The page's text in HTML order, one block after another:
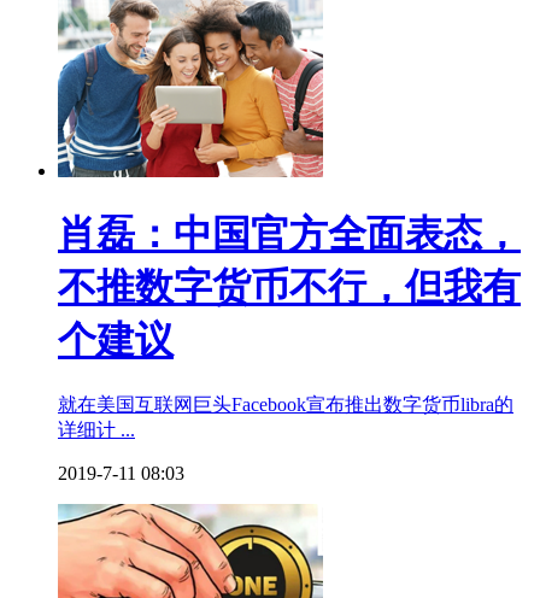
肖磊：中国官方全面表态，
不推数字货币不行，但我有
个建议
就在美国互联网巨头Facebook宣布推出数字货币libra的
详细计 ...
2019-7-11 08:03